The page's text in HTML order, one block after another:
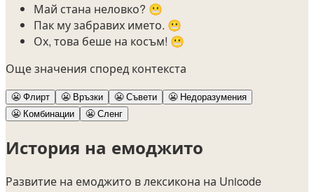
Май стана неловко? 😬
Пак му забравих името. 😬
Ох, това беше на косъм! 😬
Още значения според контекста
😬Флирт 😬Връзки 😬Съвети 😬Недоразумения
😬Комбинации 😬Сленг
История на емоджито
Развитие на емоджито в лексикона на Unicode